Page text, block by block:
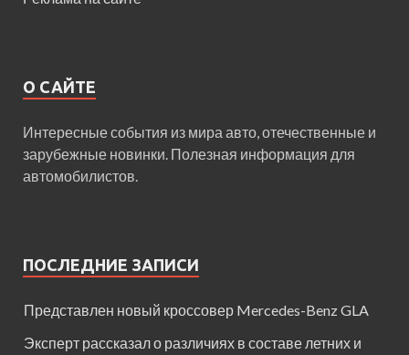
О САЙТЕ
Интересные события из мира авто, отечественные и
зарубежные новинки. Полезная информация для
автомобилистов.
ПОСЛЕДНИЕ ЗАПИСИ
Представлен новый кроссовер Mercedes-Benz GLA
Эксперт рассказал о различиях в составе летних и